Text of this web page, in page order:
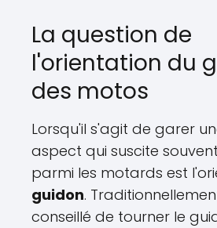
La question de
l'orientation du
des motos
Lorsqu'il s'agit de garer
aspect qui suscite
parmi les motards est
guidon.
conseillé de tourner le